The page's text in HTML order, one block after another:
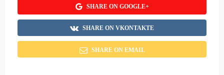
SHARE ON GOOGLE+
SHARE ON VKONTAKTE
SHARE ON EMAIL